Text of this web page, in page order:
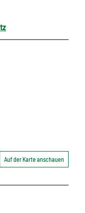
Auf der Karte anschauen